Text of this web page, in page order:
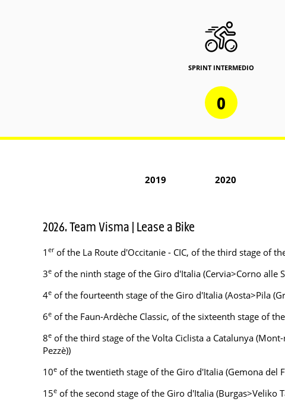
SPRINT INTERMEDIO
0
2019 2020
2026. Team Visma | Lease a Bike
1 erof the La Route d'Occitanie - CIC, of the third stage of
3e of the ninth stage of the Giro d'Italia (Cervia>Corno alle
4e of the fourteenth stage of the Giro d'Italia (Aosta>Pila
6e of the Faun-Ardèche Classic, of the sixteenth stage of
8e of the third stage of the Volta Ciclista a Catalunya
Pezzè))
10e of the twentieth stage of the Giro d'Italia (Gemona del
15e of the second stage of the Giro d'Italia (Burgas>Veliko